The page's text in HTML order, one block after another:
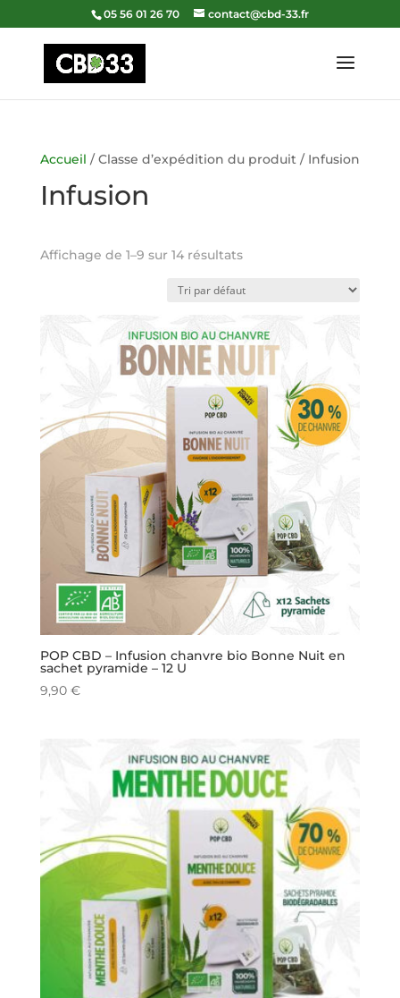
05 56 01 26 70 contact@cbd-33.fr
Accueil / Classe d’expédition du produit / Infusion
Infusion
Affichage de 1–9 sur 14 résultats
POP CBD – Infusion chanvre bio Bonne Nuit en
sachet pyramide – 12 U
9,90 €